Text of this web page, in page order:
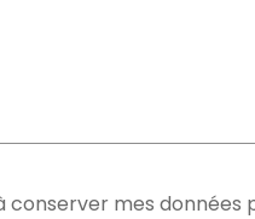
conserver mes